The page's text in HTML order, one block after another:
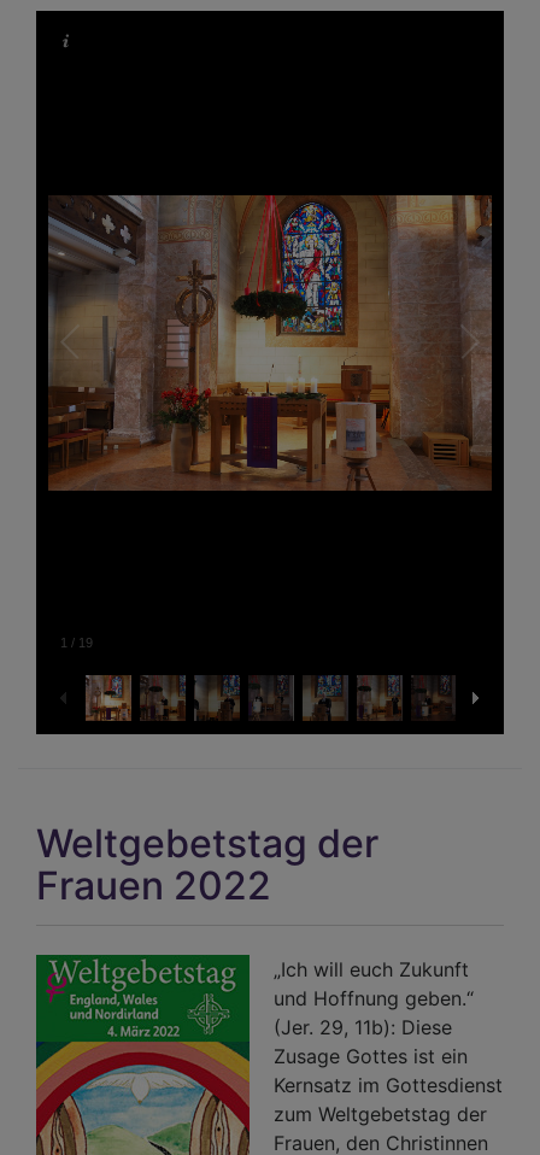
1 / 19
Weltgebetstag der
Frauen 2022
„Ich will euch Zukunft
und Hoffnung geben.“
(Jer. 29, 11b): Diese
Zusage Gottes ist ein
Kernsatz im Gottesdienst
zum Weltgebetstag der
Frauen, den Christinnen